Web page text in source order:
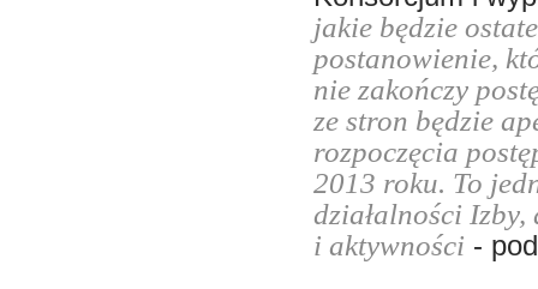
jakie będzie
postanowienie,
nie zakończy
ze stron będzie
rozpoczęcia
2013 roku. To
działalności
i aktywności -